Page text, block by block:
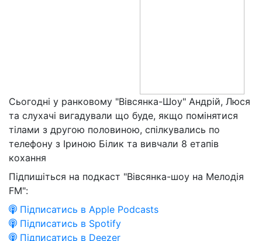
Сьогодні у ранковому "Вівсянка-Шоу" Андрій, Люся
та слухачі вигадували що буде, якщо помінятися
тілами з другою половиною, спілкувались по
телефону з Іриною Білик та вивчали 8 етапів
кохання
Підпишіться на подкаст "Вівсянка-шоу на Мелодія
FM":
Підписатись в Apple Podcasts
Підписатись в Spotify
Підписатись в Deezer